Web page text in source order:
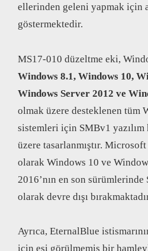
ellerinden geleni yapmak için
göstermektedir.
MS17-010 düzeltme eki,
Windows 8.1, Windows 10,
Windows Server 2012 ve
olmak üzere desteklenen tüm
sistemleri için SMBv1 yazılım
üzere tasarlanmıştır. Microsoft
olarak Windows 10 ve
2016’nın en son
olarak devre dışı
Ayrıca, EternalBlue
için eşi görülmemiş bir